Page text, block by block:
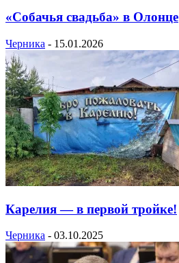
«Собачья свадьба» в Олонце
Черника - 15.01.2026
Карелия — в первой тройке!
Черника - 03.10.2025